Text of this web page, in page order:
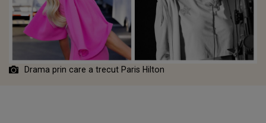
Drama prin care a trecut Paris Hilton